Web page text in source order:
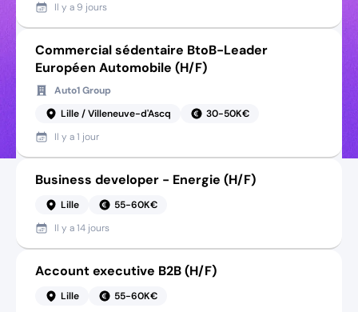
Il y a 9 jours
Commercial sédentaire BtoB-Leader
Européen Automobile (H/F)
Auto1 Group
Lille / Villeneuve-d'Ascq
30-50K€
Il y a1 jour
Business developer - Energie (H/F)
Lille
55-60K€
Il y a14 jours
Account executive B2B (H/F)
Lille
55-60K€